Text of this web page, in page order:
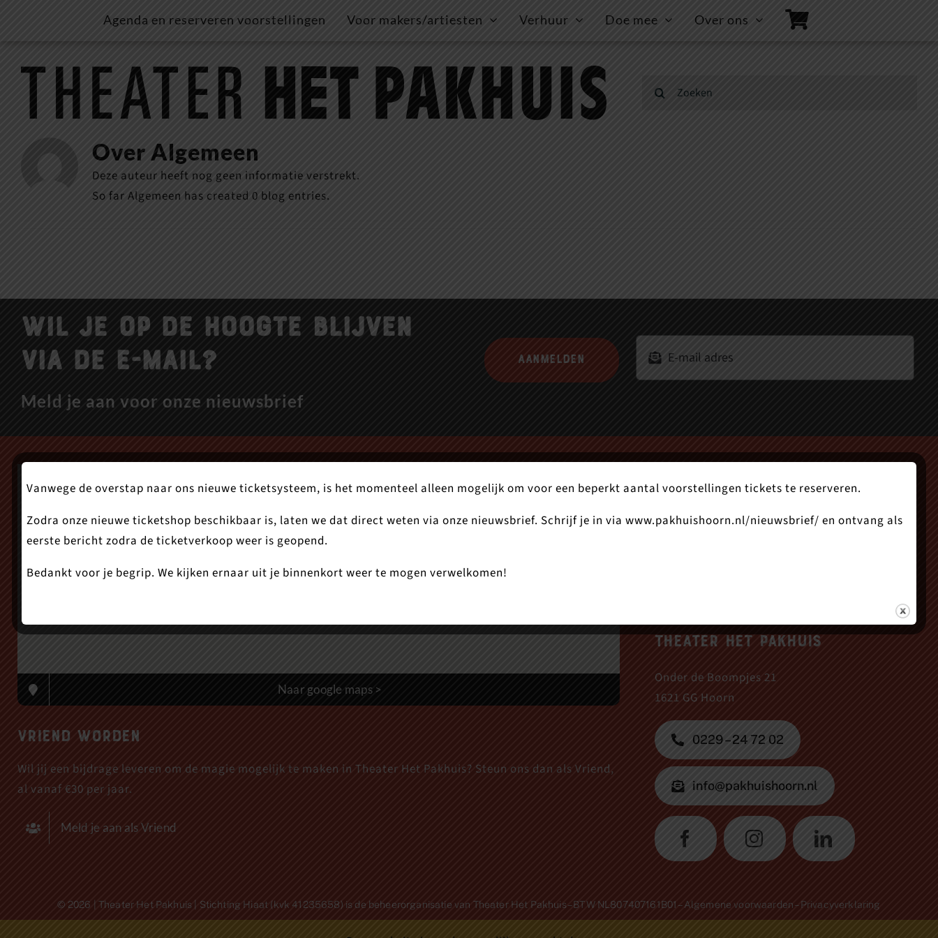
Agenda en reserveren voorstellingen Voor makers/artiesten Verhuur Doe mee Over ons
Zoeken
Over Algemeen
Deze auteur heeft nog geen informatie verstrekt.
So far Algemeen has created 0 blog entries.
Wil je op de hoogte blijven
via de e-mail?
Meld je aan voor onze nieuwsbrief
Aanmelden
Naar google maps >
Vriend worden
Wil jij een bijdrage leveren om de magie mogelijk te maken in Theater Het Pakhuis? Steun ons dan als Vriend,
al vanaf €30 per jaar.
Meld je aan als Vriend
Theater Het Pakhuis
Onder de Boompjes 21
1621 GG Hoorn
0229 – 24 72 02
info@pakhuishoorn.nl
© 2026 | Theater Het Pakhuis | Stichting Hiaat (kvk 41235658) is de beheerorganisatie van Theater Het Pakhuis – BTW NL807407161B01 –Algemene voorwaarden–Privacyverklaring
Vanwege de overstap naar ons nieuwe ticketsysteem, is het momenteel alleen mogelijk om voor een beperkt aantal voorstellingen tickets te reserveren.
Zodra onze nieuwe ticketshop beschikbaar is, laten we dat direct weten via onze nieuwsbrief. Schrijf je in via www.pakhuishoorn.nl/nieuwsbrief/ en ontvang als
eerste bericht zodra de ticketverkoop weer is geopend.
Bedankt voor je begrip. We kijken ernaar uit je binnenkort weer te mogen verwelkomen!